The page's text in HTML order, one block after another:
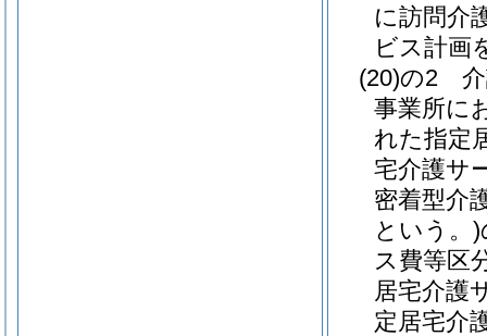
に訪問介
ビス計画
(20)の2
事業所に
れた指定
宅介護サ
密着型介
という。)
ス費等区
居宅介護
定居宅介